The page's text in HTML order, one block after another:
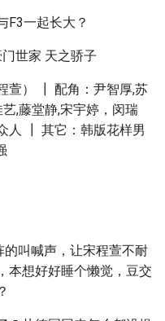
F3一起长大？
世家 天之骄子
萱） ┃ 配角：尹智厚,苏
,藤堂静,宋宇婷，闵瑞
人 ┃ 其它：韩版花样男
的叫喊声，让宋程萱不耐
本想好好睡个懒觉，豆交